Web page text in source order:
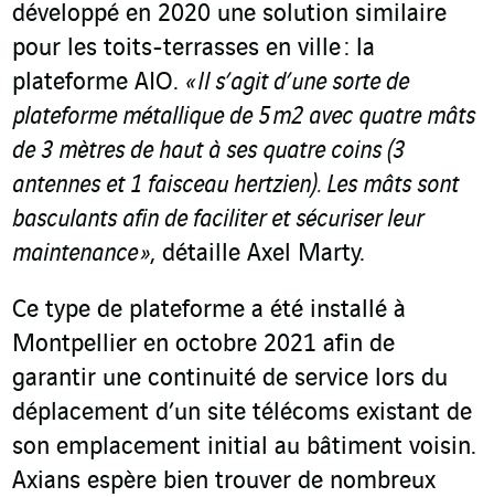
développé en 2020 une solution similaire
pour les toits-terrasses en ville : la
plateforme AIO. « Il s’agit d’une sorte de
plateformemétallique de 5 m2 avec quatre mâts
de 3 mètres de haut à ses quatre coins (3
antennes et 1 faisceau hertzien). Les mâts sont
basculants afin de faciliter et sécuriser leur
maintenance », détaille Axel Marty.
Ce type de plateforme a été installé à
Montpellier en octobre 2021 afin de
garantir une continuité de service lors du
déplacement d’un site télécoms existant de
son emplacement initial au bâtiment voisin.
Axians espère bien trouver de nombreux